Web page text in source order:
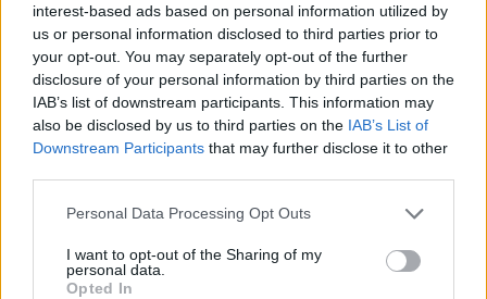
interest-based ads based on personal information utilized by
us or personal information disclosed to third parties prior to
your opt-out. You may separately opt-out of the further
disclosure of your personal information by third parties on the
IAB’s list of downstream participants. This information may
also be disclosed by us to third parties on the IAB’s List of
Downstream Participants that may further disclose it to other
Personal Data Processing Opt Outs
I want to opt-out of the Sharing of my
personal data.
Opted In
ULTIMI ARTICOLI
Montecchio Maggiore, al Castello di
Romeo arrivano “Le nozze di Figaro” di
Mozart per Vicenza in Lirica
EVENTI